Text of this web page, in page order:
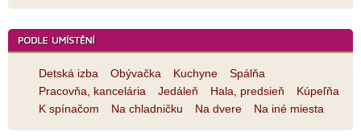
Detská izba Obývačka Kuchyne
Spálňa
Pracovňa, kancelária
Jedáleň Hala, predsieň
Kúpeľňa
K spínačom
Na chladničku Na dvere Na iné miesta